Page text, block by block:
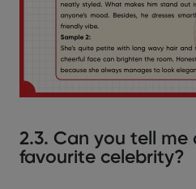
2.3. Can you tell
favourite celebrity?